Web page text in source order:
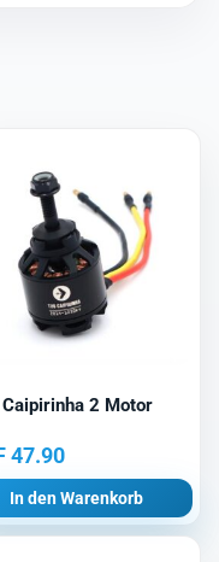
Caipirinha 2 Motor
47.90
In den Warenkorb